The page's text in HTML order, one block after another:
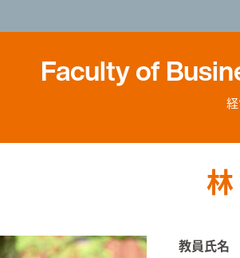
Faculty of
教員氏名